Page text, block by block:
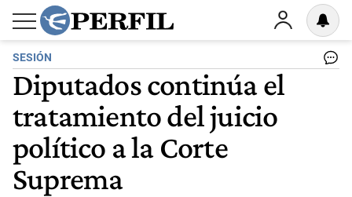
SESIÓN
Diputados continúa el
tratamiento del juicio
político a la Corte
Suprema